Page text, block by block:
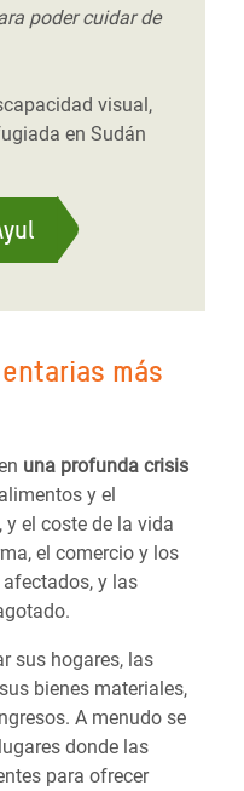
poder cuidar de
visual,
en Sudán
más
una profunda crisis
y el
el coste de la vida
el comercio y los
y las
sus hogares, las
bienes materiales,
A menudo se
donde las
para ofrecer